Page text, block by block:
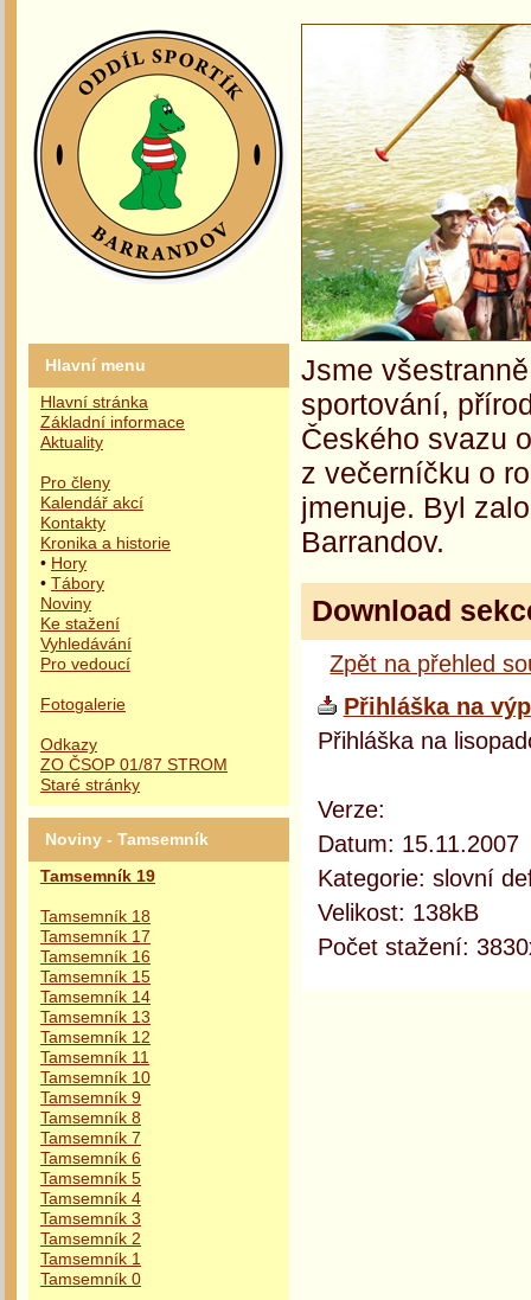
Hlavní menu
Hlavní stránka
Základní informace
Aktuality
Pro členy
Kalendář akcí
Kontakty
Kronika a historie
• Hory
• Tábory
Noviny
Ke stažení
Vyhledávání
Pro vedoucí
Fotogalerie
Odkazy
ZO ČSOP 01/87 STROM
Staré stránky
Noviny - Tamsemník
Tamsemník 19
Tamsemník 18
Tamsemník 17
Tamsemník 16
Tamsemník 15
Tamsemník 14
Tamsemník 13
Tamsemník 12
Tamsemník 11
Tamsemník 10
Tamsemník 9
Tamsemník 8
Tamsemník 7
Tamsemník 6
Tamsemník 5
Tamsemník 4
Tamsemník 3
Tamsemník 2
Tamsemník 1
Tamsemník 0
Jsme
sportování,
Českého svazu
z večerníčku o
jmenuje. Byl
Barrandov.
Download
Zpět na přehled
Přihláška na
Přihláška na
Verze:
Datum: 15.11.2007
Kategorie: slovní
Velikost: 138kB
Počet stažení: